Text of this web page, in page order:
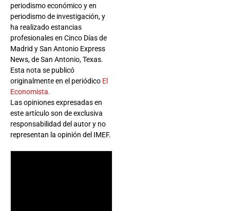
periodismo económico y en
periodismo de investigación, y
ha realizado estancias
profesionales en Cinco Días de
Madrid y San Antonio Express
News, de San Antonio, Texas.
Esta nota se publicó
originalmente en el periódico El
Economista.
Las opiniones expresadas en
este artículo son de exclusiva
responsabilidad del autor y no
representan la opinión del IMEF.